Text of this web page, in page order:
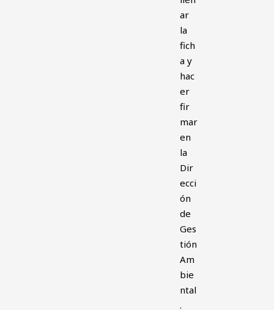
ar
la
fich
a y
hac
er
fir
mar
en
la
Dir
ecci
ón
de
Ges
tión
Am
bie
ntal
.